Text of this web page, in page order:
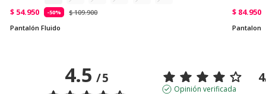
$ 54.950 -50%
$ 109.900
Pantalón Fluido
$ 84.950
Pantalon
4.5/5 4
Opinión verificada